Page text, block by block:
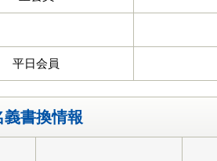
平日会員
義書換情報